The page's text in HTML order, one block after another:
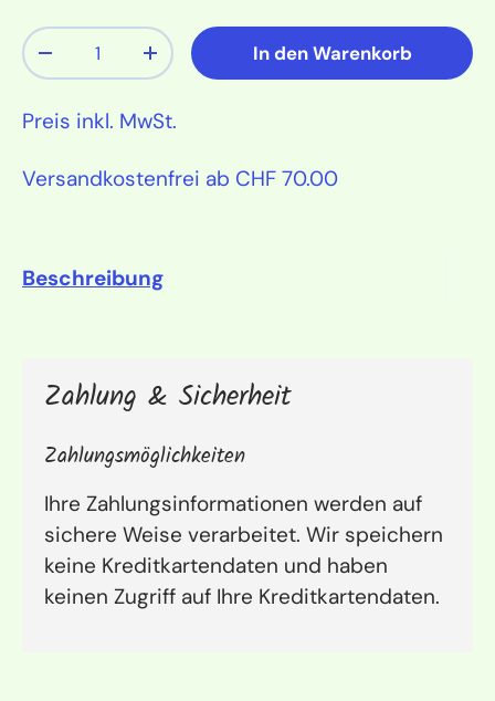
Anzahl
Menge verringernMenge erhöhenIn den Warenkorb
Preis inkl. MwSt.
Versandkostenfrei ab CHF 70.00
Beschreibung
Zahlung & Sicherheit
Zahlungsmöglichkeiten
Ihre Zahlungsinformationen werden auf
sichere Weise verarbeitet. Wir speichern
keine Kreditkartendaten und haben
keinen Zugriff auf Ihre Kreditkartendaten.